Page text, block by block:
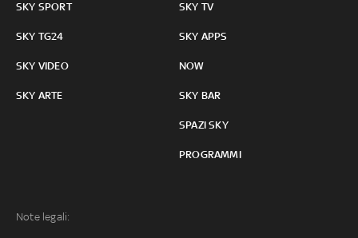
SKY SPORT
SKY TG24
SKY VIDEO
SKY ARTE
SKY TV
SKY APPS
NOW
SKY BAR
SPAZI SKY
PROGRAMMI
Note legali: